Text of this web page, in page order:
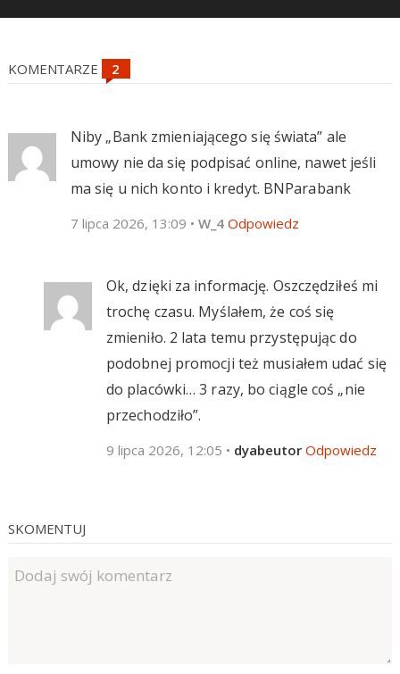
KOMENTARZE
Niby „Bank zmieniającego się świata” ale
umowy nie da się podpisać online, nawet jeśli
ma się u nich konto i kredyt. BNParabank
7 lipca 2026, 13:09 • W_4 Odpowiedz
Ok, dzięki za informację. Oszczędziłeś mi
trochę czasu. Myślałem, że coś się
zmieniło. 2 lata temu przystępując do
podobnej promocji też musiałem udać się
do placówki… 3 razy, bo ciągle coś „nie
przechodziło”.
9 lipca 2026, 12:05 • dyabeutor Odpowiedz
SKOMENTUJ